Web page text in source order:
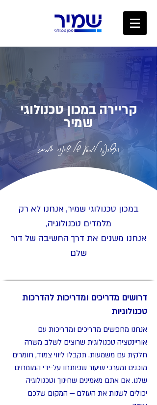
קריירה במכון טכנולוגי
שמיר
הצטרפו למסע של שינוי אמיתי
במכון טכנולוגי שמיר, אנחנו לא רק
מלמדים טכנולוגיה,
אנחנו משנים את דרך החשיבה של דור
שלם
דרושים מדריכים ומדריכות להדרכות
טכנולוגיות
אנחנו מחפשים מדריכים ומדריכות עם
אוריינטציה טכנולוגית שרוצים לשלב משרה
חלקית עם משמעות. תקבלו ליווי צמוד, חומרים
מוכנים ומערכי שיעור שפותחו על-ידי המומחים
שלנו. אם אתם מאמינים שחינוך וטכנולוגיה
יכולים לשנות את העולם — המקום שלכם